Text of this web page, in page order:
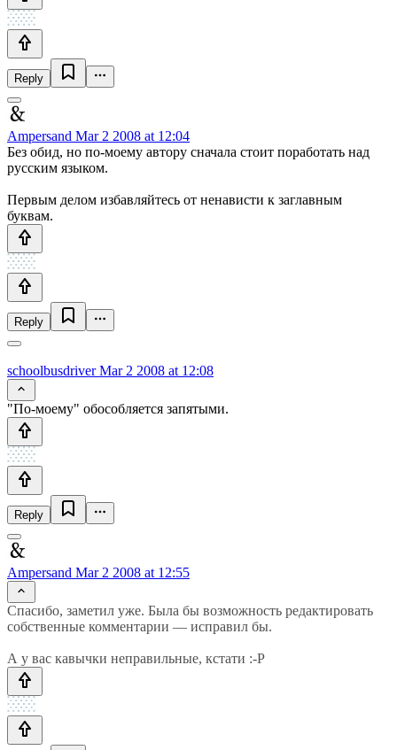
Reply
Ampersand Mar 2 2008 at 12:04
Без обид, но по-моему автору сначала стоит поработать над
русским языком.
Первым делом избавляйтесь от ненависти к заглавным
буквам.
Reply
schoolbusdriverMar 2 2008 at 12:08
"По-моему" обособляется запятыми.
Reply
Ampersand Mar 2 2008 at 12:55
Спасибо, заметил уже. Была бы возможность редактировать
собственные комментарии — исправил бы.
А у вас кавычки неправильные, кстати :-Р